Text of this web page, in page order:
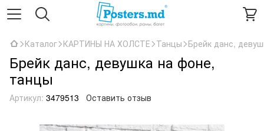
Каталог КАРТИНЫ НА ХОЛСТЕ Танцы Брейк данс,
Брейк данс, девушка на фоне,
танцы
Артикул: 3479513 Оставить отзыв